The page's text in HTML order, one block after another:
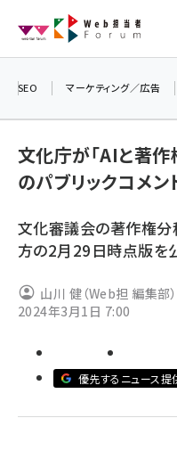
ン
ai (2807)
note (2312)
z世代 (1622)
SEO マーケティング／広告
文化庁が「AIと著
のパブリックコメン
文化審議会の著作権
方の2月29日時点版を
山川 健（Web担 編集部）
2024年3月1日 7:00
優先するニュース提